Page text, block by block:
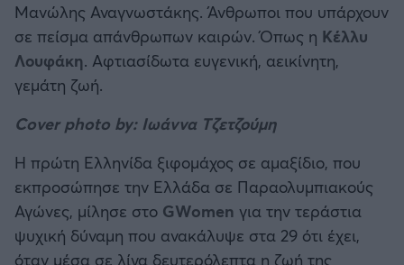
Μανώλης Αναγνωστάκης. Άνθρωποι που υπάρχουν
σε πείσμα απάνθρωπων καιρών. Όπως η Κέλλυ
Λουφάκη. Αφτιασίδωτα ευγενική, αεικίνητη,
γεμάτη ζωή.
Cover photo by: Ιωάννα Τζετζούμη
Η πρώτη Ελληνίδα ξιφομάχος σε αμαξίδιο, που
εκπροσώπησε την Ελλάδα σε Παραολυμπιακούς
Αγώνες, μίλησε στο GWomen για την τεράστια
ψυχική δύναμη που ανακάλυψε στα 29 ότι έχει,
όταν μέσα σε λίγα δευτερόλεπτα η ζωή της